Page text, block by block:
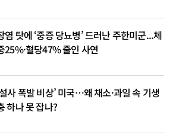
염 탓에 ‘중증 당뇨병’ 드러난 주한미군...체
25%·혈당47% 줄인 사연
사 폭발 비상’ 미국…왜 채소·과일 속 기생
하나 못 잡나?